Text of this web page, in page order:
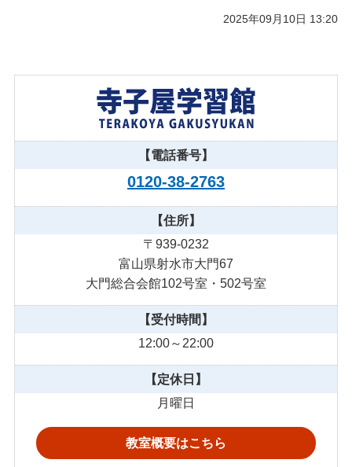
2025年09月10日 13:20
【電話番号】
0120-38-2763
【住所】
〒939-0232
富山県射水市大門67
大門総合会館102号室・502号室
【受付時間】
12:00～22:00
【定休日】
月曜日
教室概要はこちら